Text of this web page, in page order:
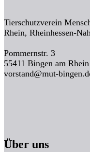
Tierschutzverein
Rhein, Rheinhessen-
Pommernstr. 3
55411 Bingen am Rhein
vorstand@mut-
Über uns